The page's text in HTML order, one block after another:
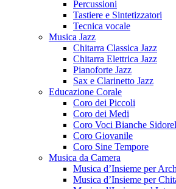
Percussioni
Tastiere e Sintetizzatori
Tecnica vocale
Musica Jazz
Chitarra Classica Jazz
Chitarra Elettrica Jazz
Pianoforte Jazz
Sax e Clarinetto Jazz
Educazione Corale
Coro dei Piccoli
Coro dei Medi
Coro Voci Bianche
Coro Giovanile
Coro Sine Tempore
Musica da Camera
Musica d’Insieme per
Musica d’Insieme per